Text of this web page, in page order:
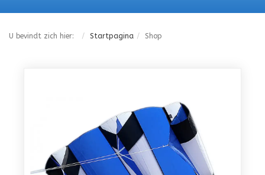
U bevindt zich hier: Startpagina Shop